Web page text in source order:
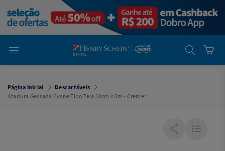
Dental
Cremer -
Henry Schein
Laboratório
Laboratório
Cremer -
Henry Schein
Página inicial
Descartáveis
Atadura Gessada Cysne Tipo Tela 10cm x 3m - Cremer